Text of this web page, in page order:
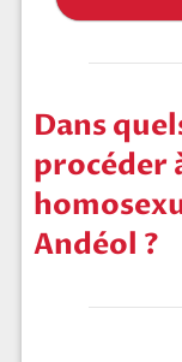
Dans
procéder
Andéol ?